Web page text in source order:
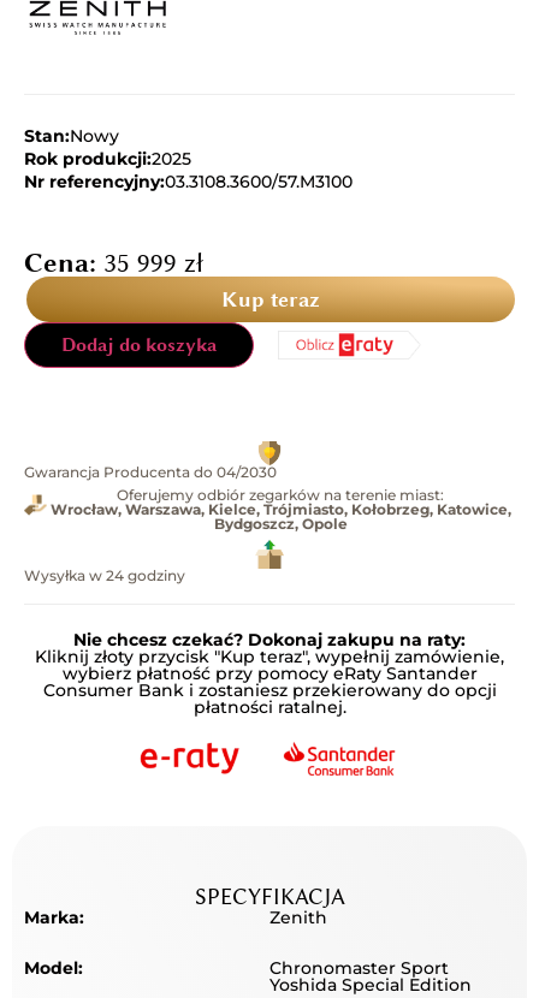
Stan:Nowy
Rok produkcji:2025
Nr referencyjny:03.3108.3600/57.M3100
Cena: 35 999 zł
Kup teraz
Dodaj do koszyka
Gwarancja Producenta do 04/2030
Oferujemy odbiór zegarków na terenie miast:
Wrocław, Warszawa, Kielce, Trójmiasto, Kołobrzeg, Katowice,
Bydgoszcz, Opole
Wysyłka w 24 godziny
Nie chcesz czekać? Dokonaj zakupu na raty:
Kliknij złoty przycisk "Kup teraz", wypełnij zamówienie,
wybierz płatność przy pomocy eRaty Santander
Consumer Bank i zostaniesz przekierowany do opcji
płatności ratalnej.
SPECYFIKACJA
Marka: Zenith
Model: Chronomaster Sport
Yoshida Special Edition